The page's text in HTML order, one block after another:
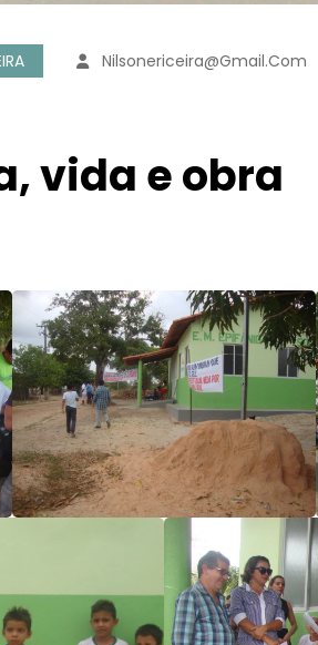
Nilsonericeira@gmail.com
vida e obra